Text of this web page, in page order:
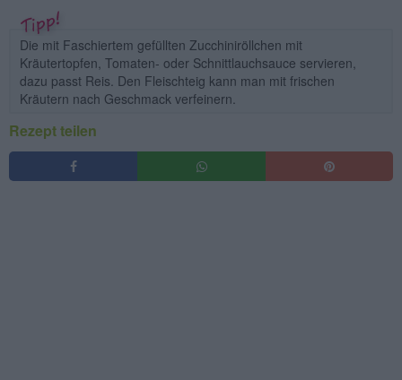
Die mit Faschiertem gefüllten Zucchiniröllchen mit
Kräutertopfen, Tomaten- oder Schnittlauchsauce servieren,
dazu passt Reis. Den Fleischteig kann man mit frischen
Kräutern nach Geschmack verfeinern.
Rezept teilen